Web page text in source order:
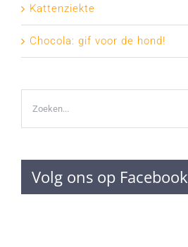
Kattenziekte
Chocola: gif voor de hond!
naar:
Volg ons op Facebook